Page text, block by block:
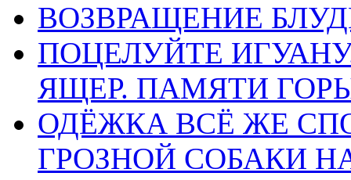
ВОЗВРАЩЕНИЕ
ПОЦЕЛУЙТЕ
ЯЩЕР. ПАМЯТИ
ОДЁЖКА ВСЁ ЖЕ
ГРОЗНОЙ СОБАКИ